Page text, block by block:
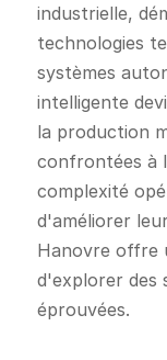
industrielle,
technologies
systèmes
intelligente
la production
confrontées à
complexité
d'améliorer
Hanovre offre
d'explorer des
éprouvées.